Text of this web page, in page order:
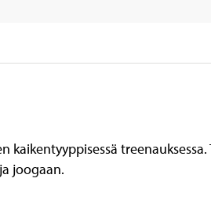
joogaan.